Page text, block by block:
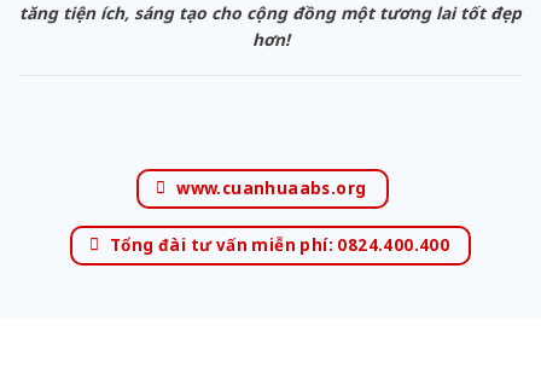
tăng tiện ích, sáng tạo cho cộng đồng một tương lai tốt đẹp
hơn!
www.cuanhuaabs.org
Tổng đài tư vấn miễn phí: 0824.400.400